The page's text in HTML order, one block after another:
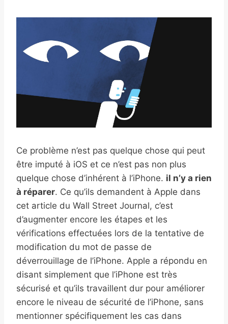
Ce problème n’est pas quelque chose qui peut
être imputé à iOS et ce n’est pas non plus
quelque chose d’inhérent à l’iPhone. il n’y a rien
à réparer. Ce qu’ils demandent à Apple dans
cet article du Wall Street Journal, c’est
d’augmenter encore les étapes et les
vérifications effectuées lors de la tentative de
modification du mot de passe de
déverrouillage de l’iPhone. Apple a répondu en
disant simplement que l’iPhone est très
sécurisé et qu’ils travaillent dur pour améliorer
encore le niveau de sécurité de l’iPhone, sans
mentionner spécifiquement les cas dans